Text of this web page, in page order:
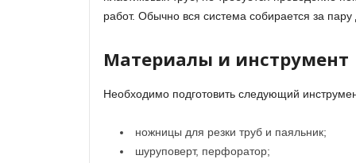
работ. Обычно вся система собирается за
Материалы и инструмент
Необходимо подготовить следующий
ножницы для резки труб и паяльник;
шуруповерт, перфоратор;